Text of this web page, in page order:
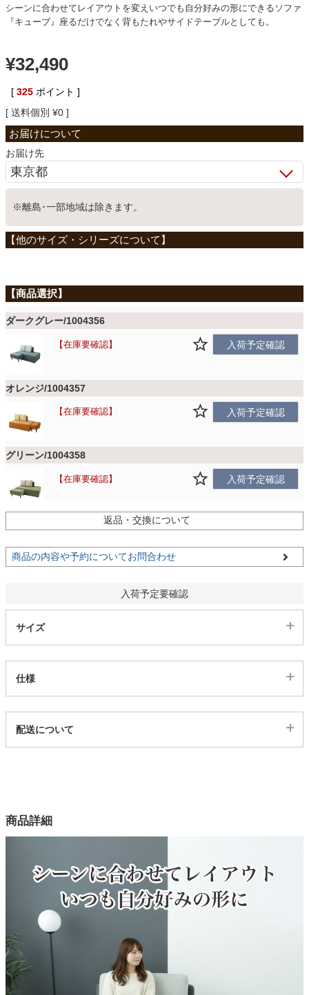
ベッド
収納家具
学習机
ホームオフィス
こたつ
寝具
ファブリック
ラグ
ガーデン
シーンに合わせてレイアウトを変えいつでも自分好みの形にできるソファ
『キューブ』座るだけでなく背もたれやサイドテーブルとしても。
¥32,490
[ 325 ポイント ]
送料個別 ¥0
お届け先
※離島･一部地域は除きます。
ダークグレー/1004356
在庫要確認 入荷予定確認
オレンジ/1004357
在庫要確認 入荷予定確認
グリーン/1004358
在庫要確認 入荷予定確認
返品・交換について
商品の内容や予約についてお問合わせ
入荷予定要確認
サイズ
仕様
1004356
3色
ポリエステル100％
天然木
背もたれの内部構造
ウレタン
座面の内部構造
配送について
商品詳細